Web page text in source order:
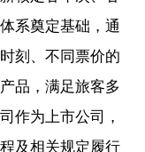
系奠定基础，通
刻、不同票价的
品，满足旅客多
作为上市公司，
及相关规定履行